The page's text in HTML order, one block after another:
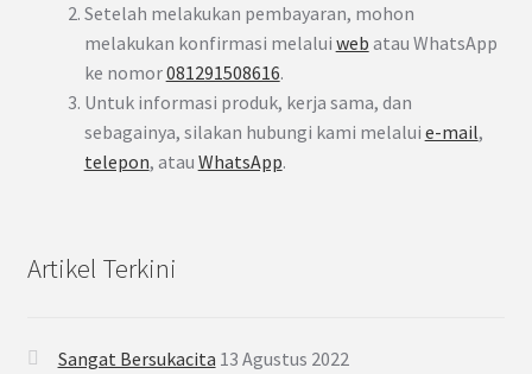
Setelah melakukan pembayaran, mohon
melakukan konfirmasi melalui web atau WhatsApp
ke nomor081291508616.
Untuk informasi produk, kerja sama, dan
sebagainya, silakan hubungi kami melalui e-mail,
telepon, atau WhatsApp.
Artikel Terkini
Sangat Bersukacita 13 Agustus 2022